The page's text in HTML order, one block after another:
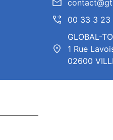
00 33 3 23
GLOBAL-
1 Rue
02600